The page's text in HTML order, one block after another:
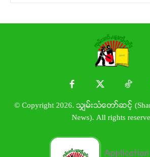
© Copyright 2026. သျှမ်းသံတော်ဆင့်
News). All rights